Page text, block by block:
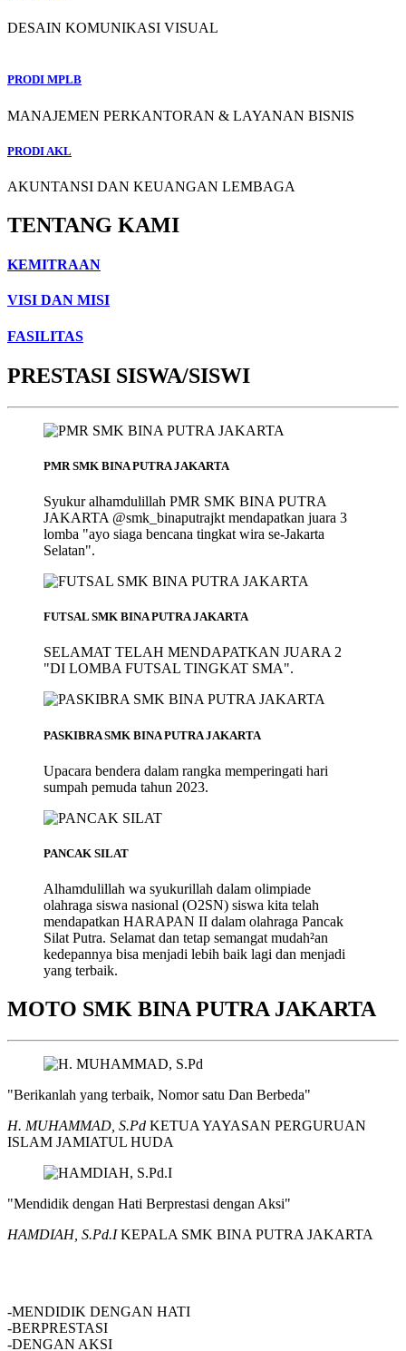
DESAIN KOMUNIKASI VISUAL
PRODI MPLB
MANAJEMEN PERKANTORAN & LAYANAN BISNIS
PRODI AKL
AKUNTANSI DAN KEUANGAN LEMBAGA
TENTANG KAMI
KEMITRAAN
VISI DAN MISI
FASILITAS
PRESTASI SISWA/SISWI
PMR SMK BINA PUTRA JAKARTA
Syukur alhamdulillah PMR SMK BINA PUTRA
JAKARTA @smk_binaputrajkt mendapatkan juara 3
lomba "ayo siaga bencana tingkat wira se-Jakarta
Selatan".
FUTSAL SMK BINA PUTRA JAKARTA
SELAMAT TELAH MENDAPATKAN JUARA 2
"DI LOMBA FUTSAL TINGKAT SMA".
PASKIBRA SMK BINA PUTRA JAKARTA
Upacara bendera dalam rangka memperingati hari
sumpah pemuda tahun 2023.
PANCAK SILAT
Alhamdulillah wa syukurillah dalam olimpiade
olahraga siswa nasional (O2SN) siswa kita telah
mendapatkan HARAPAN II dalam olahraga Pancak
Silat Putra. Selamat dan tetap semangat mudah²an
kedepannya bisa menjadi lebih baik lagi dan menjadi
yang terbaik.
MOTO SMK BINA PUTRA JAKARTA
"Berikanlah yang terbaik, Nomor satu Dan Berbeda"
H. MUHAMMAD, S.Pd KETUA YAYASAN PERGURUAN
ISLAM JAMIATUL HUDA
"Mendidik dengan Hati Berprestasi dengan Aksi"
HAMDIAH, S.Pd.IKEPALA SMK BINA PUTRA JAKARTA
-MENDIDIK DENGAN HATI
-BERPRESTASI
-DENGAN AKSI